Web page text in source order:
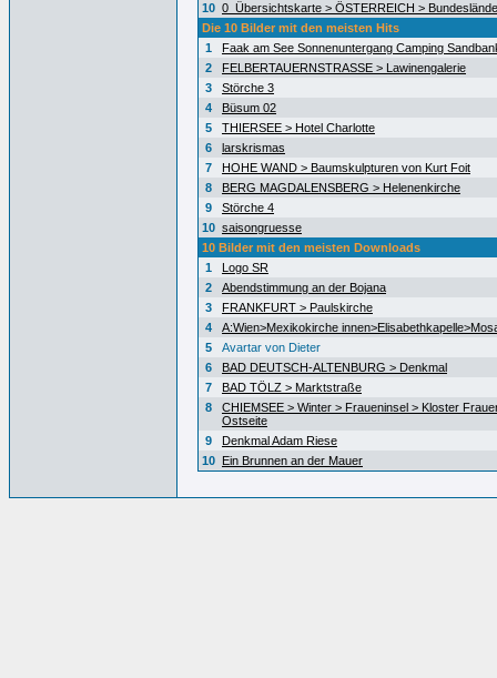
10 0_Übersichtskarte > ÖSTERREICH >
Die 10 Bilder mit den meisten Hits
1
Faak am See Sonnenuntergang Camping
2
FELBERTAUERNSTRASSE > Lawinengalerie
3
Störche 3
4
Büsum 02
5
THIERSEE > Hotel Charlotte
6
larskrismas
7
HOHE WAND > Baumskulpturen von Kurt Foit
8
BERG MAGDALENSBERG > Helenenkirche
9
Störche 4
10 saisongruesse
10 Bilder mit den meisten Downloads
1
Logo SR
2
Abendstimmung an der Bojana
3
FRANKFURT > Paulskirche
4
A:Wien>Mexikokirche
5
Avartar von Dieter
6
BAD DEUTSCH-ALTENBURG > Denkmal
7
BAD TÖLZ > Marktstraße
8
CHIEMSEE > Winter > Fraueninsel > Kloster
Ostseite
9
Denkmal Adam Riese
10 Ein Brunnen an der Mauer